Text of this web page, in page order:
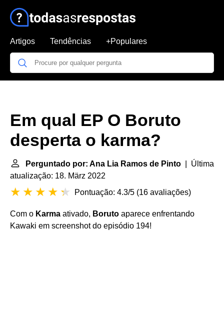
Artigos Tendências +Populares
Em qual EP O Boruto
desperta o karma?
Perguntado por: Ana Lia Ramos de Pinto | Última
atualização: 18. März 2022
Pontuação: 4.3/5 (16 avaliações)
Com o Karma ativado, Boruto aparece enfrentando
Kawaki em screenshot do episódio 194!